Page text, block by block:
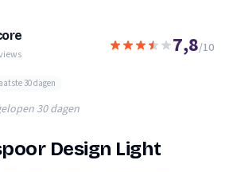
7,8/10
30 dagen
30 dagen
Design Light